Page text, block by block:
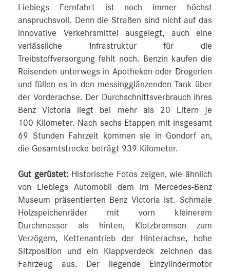
Liebiegs Fernfahrt ist noch immer höchst
anspruchsvoll. Denn die Straßen sind nicht auf das
innovative Verkehrsmittel ausgelegt, auch eine
verlässliche Infrastruktur für die
Treibstoffversorgung fehlt noch. Benzin kaufen die
Reisenden unterwegs in Apotheken oder Drogerien
und füllen es in den messingglänzenden Tank über
der Vorderachse. Der Durchschnittsverbrauch ihres
Benz Victoria liegt bei mehr als 20 Litern je
100 Kilometer. Nach sechs Etappen mit insgesamt
69 Stunden Fahrzeit kommen sie in Gondorf an,
die Gesamtstrecke beträgt 939 Kilometer.
Gut gerüstet: Historische Fotos zeigen, wie ähnlich
von Liebiegs Automobil dem im Mercedes-Benz
Museum präsentierten Benz Victoria ist. Schmale
Holzspeichenräder mit vorn kleinerem
Durchmesser als hinten, Klotzbremsen zum
Verzögern, Kettenantrieb der Hinterachse, hohe
Sitzposition und ein Klappverdeck zeichnen das
Fahrzeug aus. Der liegende Einzylindermotor